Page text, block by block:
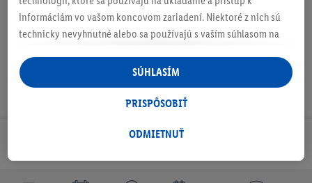
informáciám vo vašom koncovom zariadení. Niektoré z nich sú
technicky nevyhnutné alebo sa používajú s vaším súhlasom na
personalizovanú reklamu v rámci služieb Lidl aj mimo nich. Ak
ste účastníkom programu Lidl Plus, na tieto účely sa spracúvajú
aj údaje z vášho nákupného správania v obchode.
následne si vytvoríte účet Lidl Plus alebo sa prihlásite do svojho
ODMIETNUŤ
PRISPÔSOBIŤ
SÚHLASÍM